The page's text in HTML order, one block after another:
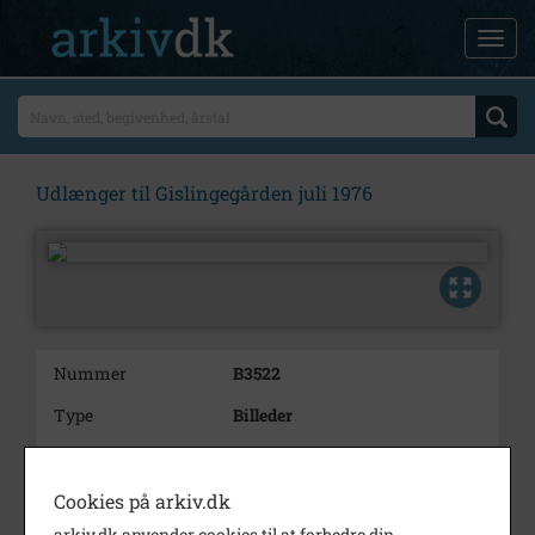
Udlænger til Gislingegården juli 1976
Nummer
B3522
Type
Billeder
Årstal
1976
Cookies på arkiv.dk